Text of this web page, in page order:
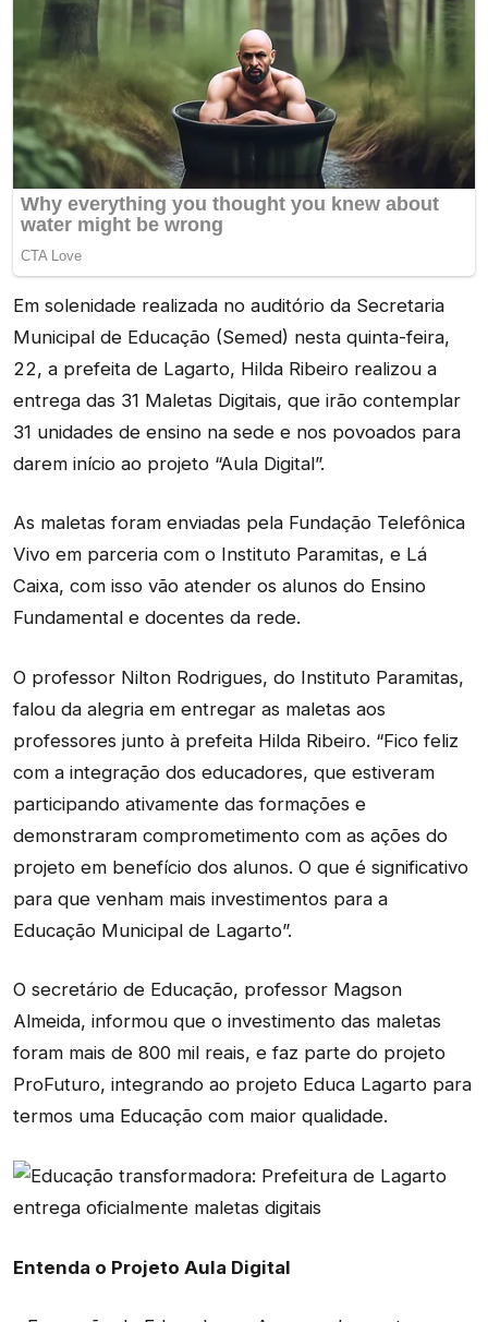
Em solenidade realizada no auditório da Secretaria
Municipal de Educação (Semed) nesta quinta-feira,
22, a prefeita de Lagarto, Hilda Ribeiro realizou a
entrega das 31 Maletas Digitais, que irão contemplar
31 unidades de ensino na sede e nos povoados para
darem início ao projeto “Aula Digital”.
As maletas foram enviadas pela Fundação Telefônica
Vivo em parceria com o Instituto Paramitas, e Lá
Caixa, com isso vão atender os alunos do Ensino
Fundamental e docentes da rede.
O professor Nilton Rodrigues, do Instituto Paramitas,
falou da alegria em entregar as maletas aos
professores junto à prefeita Hilda Ribeiro. “Fico feliz
com a integração dos educadores, que estiveram
participando ativamente das formações e
demonstraram comprometimento com as ações do
projeto em benefício dos alunos. O que é significativo
para que venham mais investimentos para a
Educação Municipal de Lagarto”.
O secretário de Educação, professor Magson
Almeida, informou que o investimento das maletas
foram mais de 800 mil reais, e faz parte do projeto
ProFuturo, integrando ao projeto Educa Lagarto para
termos uma Educação com maior qualidade.
Entenda o Projeto Aula Digital